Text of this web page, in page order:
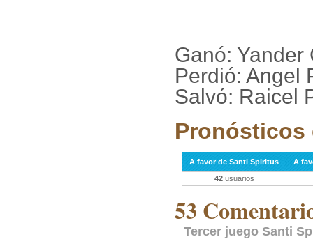
Ganó: Yander
Perdió: Angel
Salvó: Raicel
Pronósticos
A favor de Santi Spiritus
A
42usuarios
53
Tercer juego Santi